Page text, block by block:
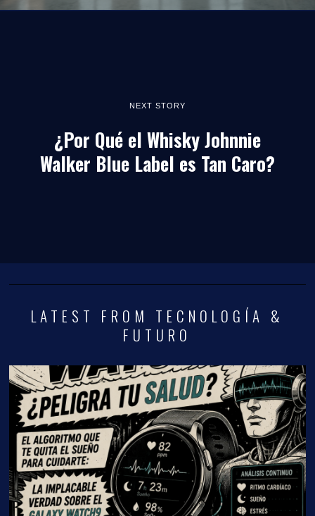
NEXT STORY
¿Por Qué el Whisky Johnnie
Walker Blue Label es Tan Caro?
LATEST FROM TECNOLOGÍA &
FUTURO